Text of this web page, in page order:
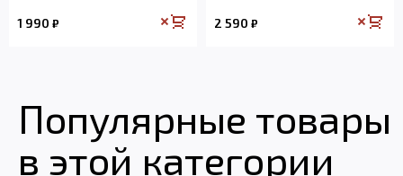
1 990 ₽ 2 590 ₽
Популярные товары
в этой категории